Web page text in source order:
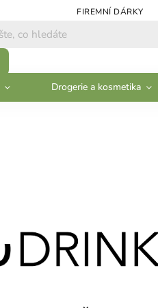
FIREMNÍ DÁRKY
Drogerie a kosmetika